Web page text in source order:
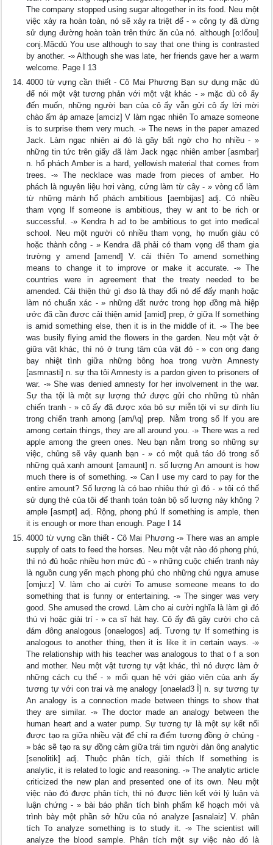
The company stopped using sugar altogether in its food. Neu một
việc xảy ra hoàn toàn, nó sẽ xảy ra triệt để - » công ty đã dừng
sử dụng đường hoàn toàn trên thức ăn của nó. although [o:lổou]
conj.Mặcdù You use although to say that one thing is contrasted
by another. -» Although she was late, her friends gave her a warm
welcome. Page I 13
4000 từ vựng cần thiết - Cô Mai Phương Bạn sự dụng mặc dù
để nói một vật tương phản với một vật khác - » mặc dù cô ấy
đến muốn, những người bạn của cô ấy vẫn gửi cô ấy lời mời
chào ấm áp amaze [amciz] V làm ngạc nhiên To amaze someone
is to surprise them very much. -» The news in the paper amazed
Jack. Làm ngạc nhiên ai đó là gây bất ngờ cho họ nhiều - »
những tin tức trên giấy đã làm Jack ngạc nhiên amber [asmbar]
n. hổ phách Amber is a hard, yellowish material that comes from
trees. -» The necklace was made from pieces of amber. Ho
phách là nguyên liệu hơi vàng, cứng làm từ cây - » vòng cổ làm
từ những mảnh hổ phách ambitious [aembijas] adj. Có nhiều
tham vọng If someone is ambitious, they w ant to be rich or
successful. -» Kendra h ad to be ambitious to get into medical
school. Neu một người có nhiều tham vọng, họ muốn giàu có
hoặc thành công - » Kendra đã phải có tham vọng để tham gia
trường y amend [amend] V. cải thiện To amend something
means to change it to improve or make it accurate. -» The
countries were in agreement that the treaty needed to be
amended. Cải thiện thứ gì đso là thay đối nó đế đấy mạnh hoặc
làm nó chuấn xác - » những đất nước trong họp đồng mà hiệp
ước đã cần được cải thiện amid [amid] prep, ở giữa If something
is amid something else, then it is in the middle of it. -» The bee
was busily flying amid the flowers in the garden. Neu một vật ở
giữa vật khác, thì nó ở trung tâm của vật đó - » con ong đang
bay nhiệt tình giữa những bông hoa trong vườn Amnesty
[asmnasti] n. sự tha tôi Amnesty is a pardon given to prisoners of
war. -» She was denied amnesty for her involvement in the war.
Sự tha tội là một sự lượng thứ được gửi cho những tù nhân
chiến tranh - » cô ấy đã được xóa bỏ sự miễn tội vì sự dính líu
trong chiến tranh among [am/\q] prep. Nằm trong số If you are
among certain things, they are all around you. -» There was a red
apple among the green ones. Neu bạn nằm trong so những sự
việc, chủng sẽ vây quanh bạn - » có một quả táo đó trong số
những quả xanh amount [amaunt] n. số lượng An amount is how
much there is of something. -» Can I use my card to pay for the
entire amount? Số lượng là có bao nhiêu thứ gì đó - » tôi có thế
sử dụng thẻ của tôi để thanh toán toàn bộ số lượng này không ?
ample [asmpt] adj. Rộng, phong phú If something is ample, then
it is enough or more than enough. Page I 14
4000 từ vựng cần thiết - Cô Mai Phương -» There was an ample
supply of oats to feed the horses. Neu một vật nào đó phong phú,
thì nó đủ hoặc nhiều hơn mức đủ - » những cuộc chiến tranh này
là nguồn cung yến mạch phong phú cho những chú ngựa amuse
[omju:z] V. làm cho ai cười To amuse someone means to do
something that is funny or entertaining. -» The singer was very
good. She amused the crowd. Làm cho ai cười nghĩa là làm gì đó
thú vị hoặc giải trí - » ca sĩ hát hay. Cô ấy đă gây cười cho cả
đám đông analogous [onaelogos] adj. Tương tự If something is
analogous to another thing, then it is like it in certain ways. -»
The relationship with his teacher was analogous to that o f a son
and mother. Neu một vật tương tự vật khác, thì nó được làm ở
những cách cụ thể - » mối quan hệ với giáo viên của anh ấy
tương tự với con trai và mẹ analogy [onaelad3 Ì] n. sự tương tự
An analogy is a connection made between things to show that
they are similar. -» The doctor made an analogy between the
human heart and a water pump. Sự tương tự là một sự kết nối
được tạo ra giữa nhiều vật để chỉ ra điểm tương đồng ở chúng -
» bác sẽ tạo ra sự đồng cảm giữa trái tim người đàn ông analytic
[senolitik] adj. Thuộc phân tích, giải thích If something is
analytic, it is related to logic and reasoning. -» The analytic article
criticized the new plan and presented one of its own. Neu một
việc nào đó được phân tích, thì nó được liên kết với lý luận và
luận chứng - » bài báo phân tích bình phấm kế hoạch mới và
trình bày một phần sở hữu của nó analyze [asnalaiz] V. phân
tích To analyze something is to study it. -» The scientist will
analyze the blood sample. Phân tích một sự việc nào đó là